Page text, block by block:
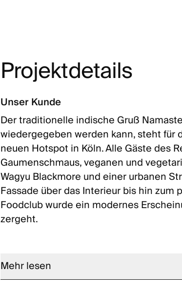
Projektdetails
Unser Kunde
Der traditionelle indische Gruß
wiedergegeben werden kann, steht für
neuen Hotspot in Köln. Alle Gäste des
Gaumenschmaus, veganen und
Wagyu Blackmore und einer urbanen
Fassade über das Interieur bis hin zum
Foodclub wurde ein modernes
zergeht.
Mehr lesen